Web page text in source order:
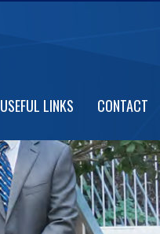
USEFUL LINKS CONTACT